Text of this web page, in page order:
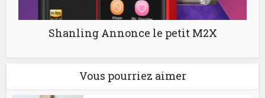
Shanling Annonce le petit M2X
Vous pourriez aimer